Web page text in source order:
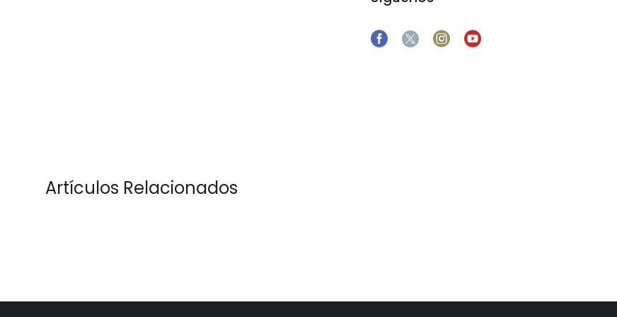
Artículos Relacionados